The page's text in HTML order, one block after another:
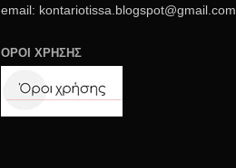
email: kontariotissa.blogspot@gmail.com
ΟΡΟΙ ΧΡΗΣΗΣ